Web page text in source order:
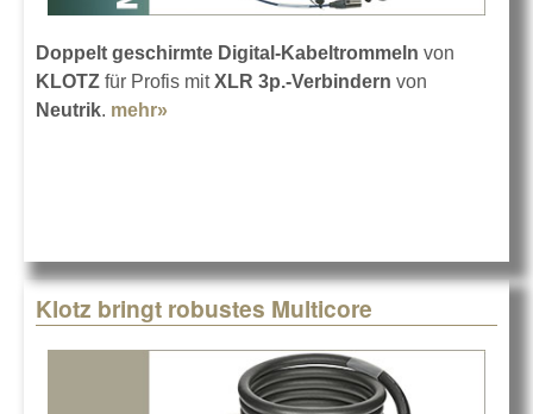
Doppelt geschirmte Digital-Kabeltrommeln von
KLOTZ für Profis mitXLR 3p.-Verbindern von
Neutrik. mehr»
Klotz bringt robustes Multicore